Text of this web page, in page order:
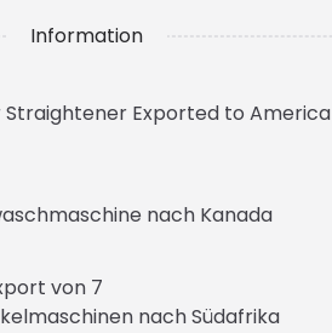
Information
Exported to America
nach Kanada
von 7
nach Südafrika